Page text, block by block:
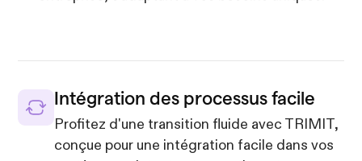
Intégration des processus facile
Profitez d'une transition fluide avec TRIMIT,
conçue pour une intégration facile dans vos